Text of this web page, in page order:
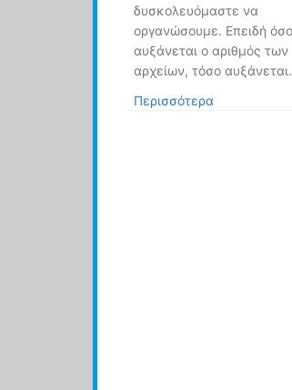
δυσκολευόμαστε να
οργανώσουμε. Επειδή όσο
αυξάνεται ο αριθμός των
αρχείων, τόσο
Περισσότερα